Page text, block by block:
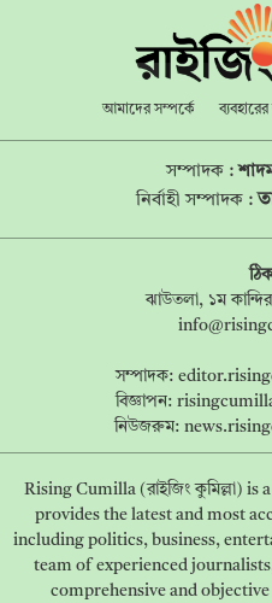
আমাদের সম্পর্কে ব্যবহারের
সম্পাদক :
নির্বাহী সম্পাদক :
ঝাউতলা, ১ম
সম্পাদক:
বিজ্ঞাপন:
নিউজরুম:
Rising Cumilla (রাইজিং কুমিল্লা)
provides the latest and most
including politics, business,
team of experienced
comprehensive and